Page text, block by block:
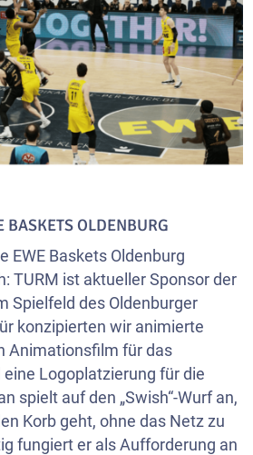
OLDENBURG
EWE Baskets Oldenburg
TURM ist aktueller Sponsor der
Spielfeld des Oldenburger
konzipierten wir animierte
Animationsfilm für das
Logoplatzierung für die
spielt auf den „Swish“-Wurf an,
Korb geht, ohne das Netz zu
fungiert er als Aufforderung an